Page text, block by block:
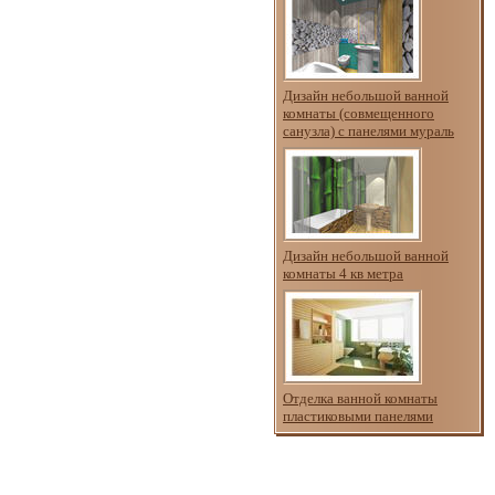
Дизайн небольшой ванной
комнаты (совмещенного
санузла) с панелями мураль
Дизайн небольшой ванной
комнаты 4 кв метра
Отделка ванной комнаты
пластиковыми панелями